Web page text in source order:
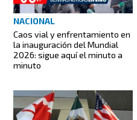
NACIONAL
Caos vial y enfrentamiento en
la inauguración del Mundial
2026: sigue aquí el minuto a
minuto